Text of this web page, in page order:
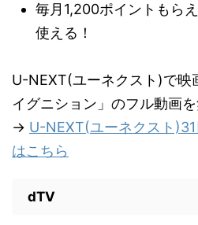
毎月1,200ポイントもら
使える！
U-NEXT(ユーネクスト)で映
イグニション」のフル動画
→ U-NEXT(ユーネクスト
はこちら
dTV